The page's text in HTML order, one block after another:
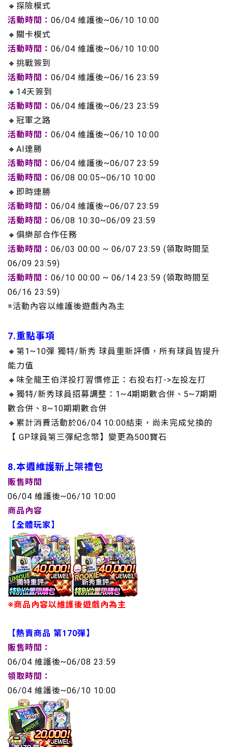
🔸探險模式
活動時間： 06/04 維護後~06/10 10:00
🔸關卡模式
活動時間： 06/04 維護後~06/10 10:00
🔸挑戰簽到
活動時間： 06/04 維護後~06/16 23:59
🔸14天簽到
活動時間： 06/04 維護後~06/23 23:59
🔸冠軍之路
活動時間： 06/04 維護後~06/10 10:00
🔸AI連勝
活動時間： 06/04 維護後~06/07 23:59
活動時間： 06/08 00:05~06/10 10:00
🔸即時連勝
活動時間： 06/04 維護後~06/07 23:59
活動時間： 06/08 10:30~06/09 23:59
🔸俱樂部合作任務
活動時間： 06/03 00:00 ~ 06/07 23:59 (領取時間至
06/09 23:59)
活動時間： 06/10 00:00 ~ 06/14 23:59 (領取時間至
06/16 23:59)
※活動內容以維護後遊戲內為主
7.重點事項
🔸第1~10彈 獨特/新秀 球員重新評價，所有球員皆提升
能力值
🔸味全龍王伯洋投打習慣修正：右投右打->左投左打
🔸獨特/新秀球員招募調整：1~4期期數合併、5~7期期
數合併、8~10期期數合併
🔸累計消費活動於06/04 10:00結束，尚未完成兌換的
【 GP球員第三彈紀念幣】變更為500寶石
8.本週維護新上架禮包
販售時間
06/04 維護後~06/10 10:00
商品內容
【全體玩家】
※商品內容以維護後遊戲內為主
【熱賣商品 第170彈】
販售時間：
06/04 維護後~06/08 23:59
領取時間：
06/04 維護後~06/10 10:00